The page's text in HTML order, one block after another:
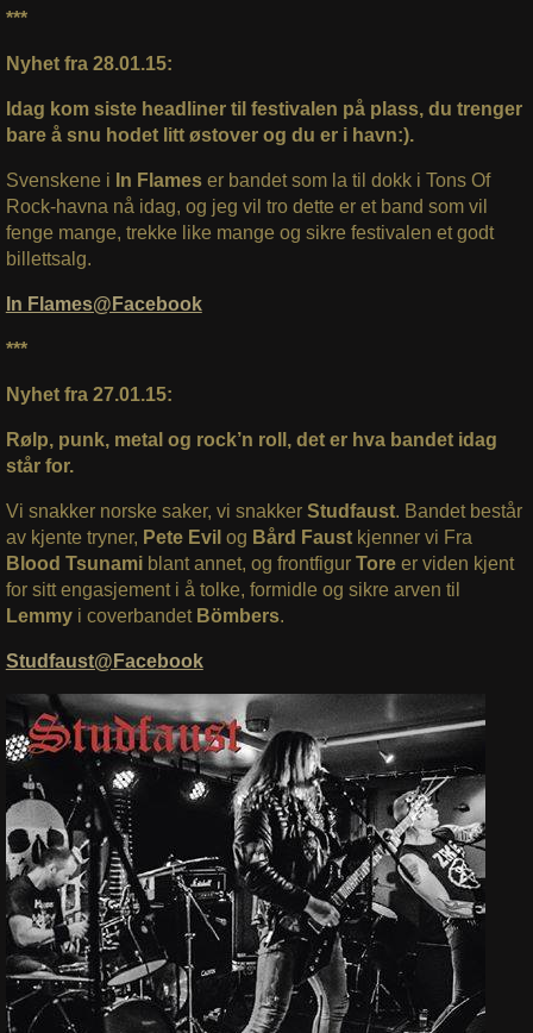
***
Nyhet fra 28.01.15:
Idag kom siste headliner til festivalen på plass, du trenger
bare å snu hodet litt østover og du er i havn:).
Svenskene i In Flameser bandet som la til dokk i Tons Of
Rock-havna nå idag, og jeg vil tro dette er et band som vil
fenge mange, trekke like mange og sikre festivalen et godt
billettsalg.
In Flames@Facebook
***
Nyhet fra 27.01.15:
Rølp, punk, metal og rock’n roll, det er hva bandet idag
står for.
Vi snakker norske saker, vi snakker Studfaust. Bandet består
av kjente tryner, Pete Evil og Bård Faust kjenner vi Fra
Blood Tsunami blant annet, og frontfigur Tore er viden kjent
for sitt engasjement i å tolke, formidle og sikre arven til
Lemmy i coverbandet Bömbers.
Studfaust@Facebook